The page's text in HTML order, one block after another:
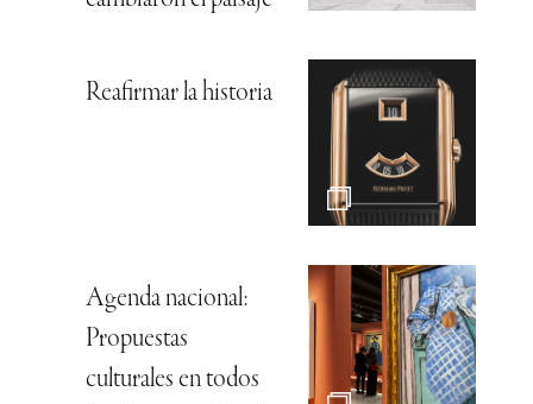
Reafirmar la historia
Agenda nacional:
Propuestas
culturales en todos